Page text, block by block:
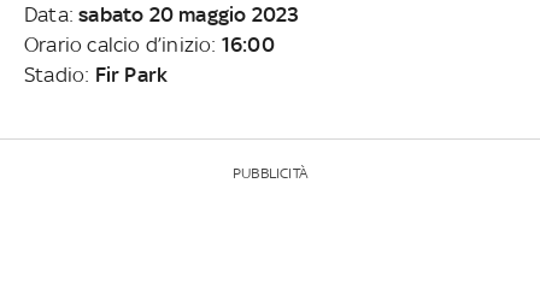
Data:sabato 20 maggio 2023
Orario calcio d’inizio: 16:00
Stadio: Fir Park
PUBBLICITÀ